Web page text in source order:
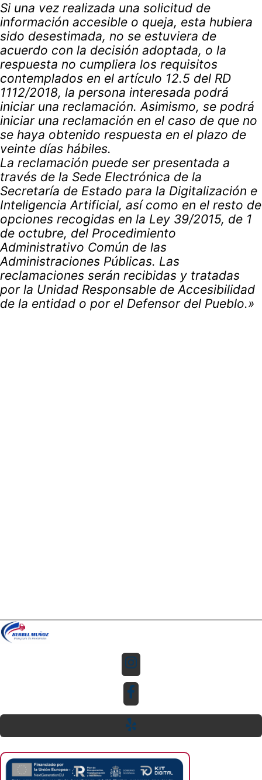
Si una vez realizada una solicitud de
información accesible o queja, esta hubiera
sido desestimada, no se estuviera de
acuerdo con la decisión adoptada, o la
respuesta no cumpliera los requisitos
contemplados en el artículo 12.5 del RD
1112/2018, la persona interesada podrá
iniciar una reclamación. Asimismo, se podrá
iniciar una reclamación en el caso de que no
se haya obtenido respuesta en el plazo de
veinte días hábiles.
La reclamación puede ser presentada a
través de la Sede Electrónica de la
Secretaría de Estado para la Digitalización e
Inteligencia Artificial, así como en el resto de
opciones recogidas en la Ley 39/2015, de 1
de octubre, del Procedimiento
Administrativo Común de las
Administraciones Públicas. Las
reclamaciones serán recibidas y tratadas
por la Unidad Responsable de Accesibilidad
de la entidad o por el Defensor del Pueblo.»